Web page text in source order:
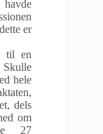
er
til en
Skulle
hele
dels
om
27